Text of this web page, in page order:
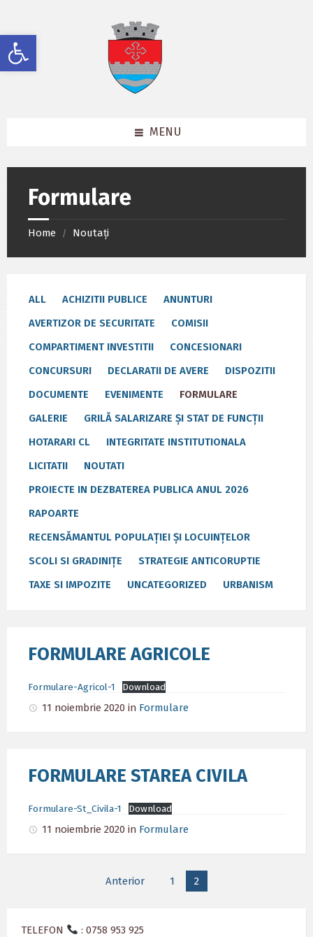
Deschide bara de unelte
content
left
sidebar
footer
MENU
Formulare
Home / Noutați
ALL ACHIZITII PUBLICE
ANUNTURI
AVERTIZOR DE SECURITATE
COMISII
COMPARTIMENT INVESTITII
CONCESIONARI
CONCURSURI
DECLARATII DE AVERE
DISPOZITII
DOCUMENTE
EVENIMENTE
FORMULARE
GALERIE
GRILĂ SALARIZARE ȘI STAT DE FUNCȚII
HOTARARI CL
INTEGRITATE INSTITUTIONALA
LICITATII
NOUTATI
PROIECTE IN DEZBATEREA PUBLICA ANUL 2026
RAPOARTE
RECENSĂMANTUL POPULAȚIEI ȘI LOCUINȚELOR
SCOLI SI GRADINIȚE
STRATEGIE ANTICORUPTIE
TAXE SI IMPOZITE
UNCATEGORIZED URBANISM
FORMULARE AGRICOLE
Formulare-Agricol-1 Download
11 noiembrie 2020 in Formulare
FORMULARE STAREA CIVILA
Formulare-St_Civila-1 Download
11 noiembrie 2020 in Formulare
Anterior 1 2
TELEFON : 0758 953 925